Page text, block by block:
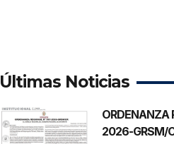
Últimas Noticias
ORDENANZA
2026-GRSM/